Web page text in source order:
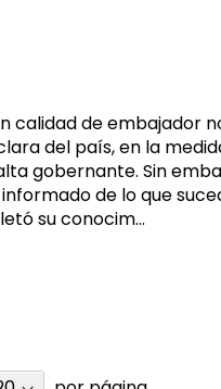
calidad de embajador
del país, en la
gobernante. Sin
de lo que
su conocim...